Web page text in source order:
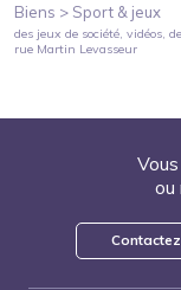
Biens > Sport & jeux
des jeux de société, vidéos,
rue Martin Levasseur
ou